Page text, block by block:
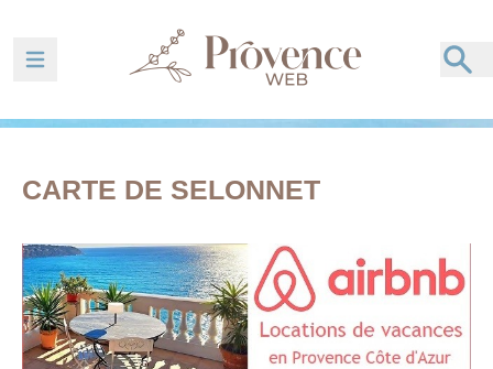
Ouvrir la barre de navigation
CARTE DE SELONNET